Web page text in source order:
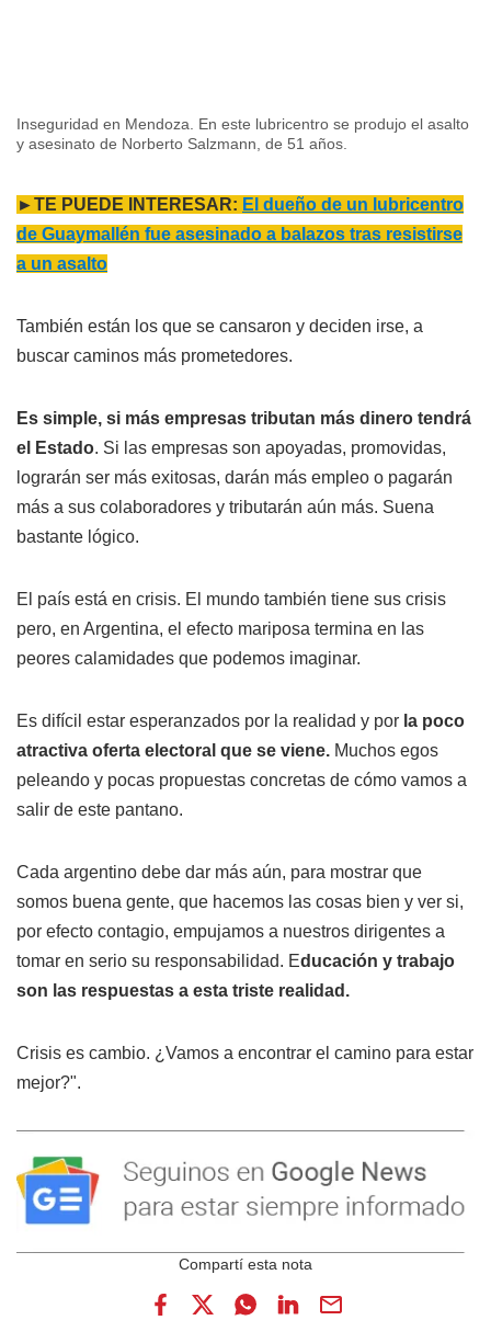
Inseguridad en Mendoza. En este lubricentro se produjo el asalto
y asesinato de Norberto Salzmann, de 51 años.
►TE PUEDE INTERESAR: El dueño de un lubricentro
de Guaymallén fue asesinado a balazos tras resistirse
a un asalto
También están los que se cansaron y deciden irse, a
buscar caminos más prometedores.
Es simple, si más empresas tributan más dinero tendrá
el Estado. Si las empresas son apoyadas, promovidas,
lograrán ser más exitosas, darán más empleo o pagarán
más a sus colaboradores y tributarán aún más. Suena
bastante lógico.
El país está en crisis. El mundo también tiene sus crisis
pero, en Argentina, el efecto mariposa termina en las
peores calamidades que podemos imaginar.
Es difícil estar esperanzados por la realidad y por la poco
atractiva oferta electoral que se viene. Muchos egos
peleando y pocas propuestas concretas de cómo vamos a
salir de este pantano.
Cada argentino debe dar más aún, para mostrar que
somos buena gente, que hacemos las cosas bien y ver si,
por efecto contagio, empujamos a nuestros dirigentes a
tomar en serio su responsabilidad. Educación y trabajo
son las respuestas a esta triste realidad.
Crisis es cambio. ¿Vamos a encontrar el camino para estar
mejor?".